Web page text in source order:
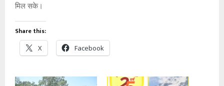
मिल सके।
Share this:
X Facebook